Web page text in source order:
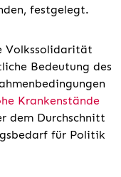
festgelegt.
Volkssolidarität
Bedeutung des
Krankenstände
dem Durchschnitt
für Politik